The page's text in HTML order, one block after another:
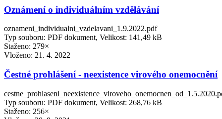
Oznámení o individuálním vzdělávání
oznameni_individualni_vzdelavani_1.9.2022.pdf
Typ souboru: PDF dokument, Velikost: 141,49 kB
Staženo: 279×
Vloženo: 21. 4. 2022
Čestné prohlášení - neexistence virového onemocnění
Typ souboru: PDF dokument, Velikost: 268,76 kB
Staženo: 256×